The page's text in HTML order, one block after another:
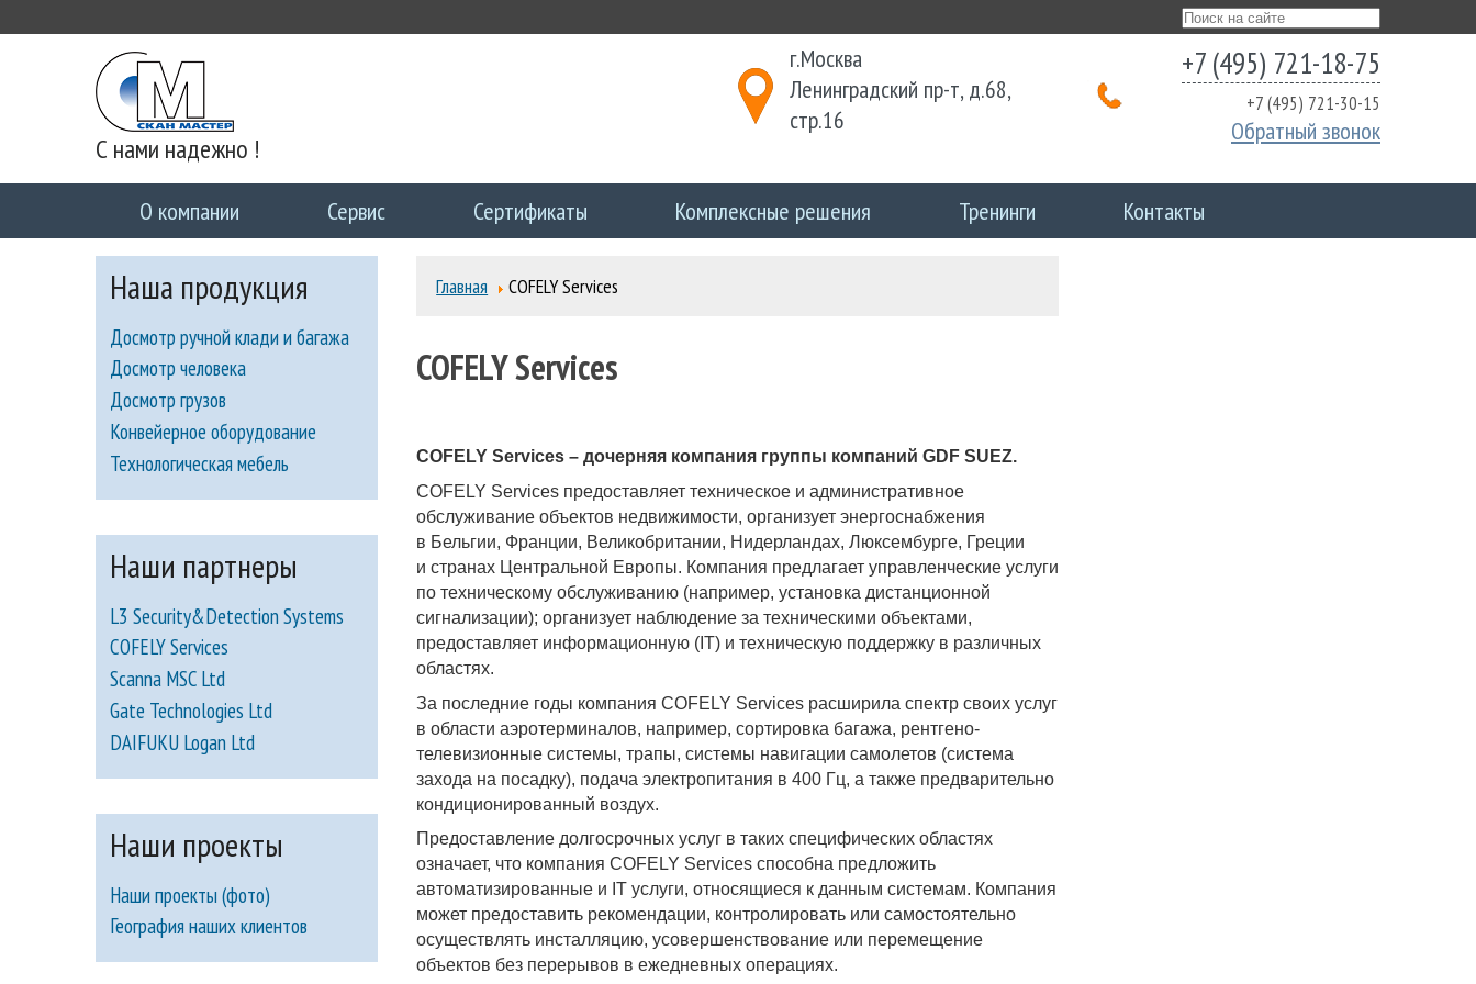
С нами надежно !
г.Москва
Ленинградский пр-т, д.68,
стр.16
+7 (495) 721-18-75
+7 (495) 721-30-15
Обратный звонок
О компании Сервис Сертификаты Комплексные решения Тренинги Контакты
Наша продукция
Досмотр ручной клади и багажа
Досмотр человека
Досмотр грузов
Конвейерное оборудование
Технологическая мебель
Наши партнеры
L3 Security&Detection Systems
COFELY Services
Scanna MSC Ltd
Gate Technologies Ltd
DAIFUKU Logan Ltd
Наши проекты
Наши проекты (фото)
География наших клиентов
Главная COFELY Services
COFELY Services
COFELY Services – дочерняя компания группы компаний GDF SUEZ.
COFELY Services предоставляет техническое и административное
обслуживание объектов недвижимости, организует энергоснабжения
в Бельгии, Франции, Великобритании, Нидерландах, Люксембурге, Греции
и странах Центральной Европы. Компания предлагает управленческие услуги
по техническому обслуживанию (например, установка дистанционной
сигнализации); организует наблюдение за техническими объектами,
предоставляет информационную (IT) и техническую поддержку в различных
областях.
За последние годы компания COFELY Services расширила спектр своих услуг
в области аэротерминалов, например, сортировка багажа, рентгено-
телевизионные системы, трапы, системы навигации самолетов (система
захода на посадку), подача электропитания в 400 Гц, а также предварительно
кондиционированный воздух.
Предоставление долгосрочных услуг в таких специфических областях
означает, что компания COFELY Services способна предложить
автоматизированные и IT услуги, относящиеся к данным системам. Компания
может предоставить рекомендации, контролировать или самостоятельно
осуществлять инсталляцию, усовершенствование или перемещение
объектов без перерывов в ежедневных операциях.